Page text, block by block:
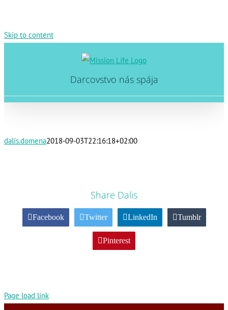
Skip to content
Darcovstvo nás spája
dalis.domena2018-09-03T22:16:18+02:00
Share Dalis
Facebook Twitter LinkedIn Tumblr
Pinterest
Page load link